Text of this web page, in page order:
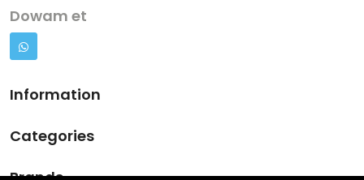
Dowam et
Information
Categories